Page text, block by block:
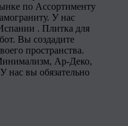
по Ассортименту
У нас
. Плитка для
Вы создадите
пространства.
Ар-Деко,
нас вы обязательно